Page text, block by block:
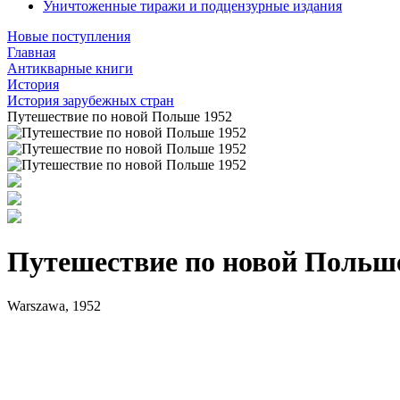
Уничтоженные тиражи и подцензурные издания
Новые поступления
Главная
Антикварные книги
История
История зарубежных стран
Путешествие по новой Польше 1952
Путешествие по новой
Warszawa, 1952